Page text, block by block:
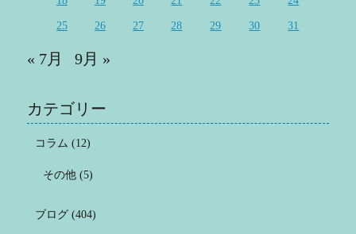
25 26 27 28 29 30 31
« 7月 9月 »
カテゴリー
コラム (12)
その他(5)
ブログ(404)